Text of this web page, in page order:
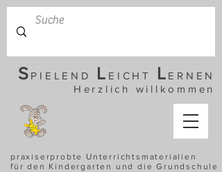
S PIELEND L EICHT L ERNEN
Herzlich willkommen
praxiserprobte Unterrichtsmaterialien
für den Kindergarten und die Grundschule